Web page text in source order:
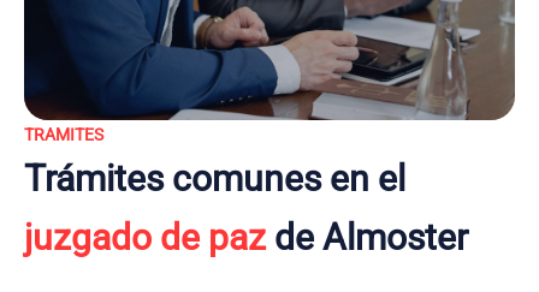
TRAMITES
Trámites comunes en el
juzgado de pazde Almoster